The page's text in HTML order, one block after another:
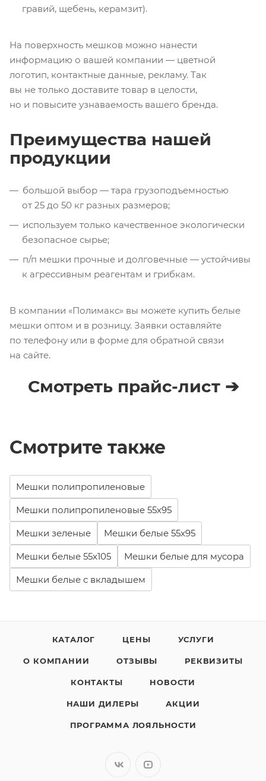
гравий, щебень, керамзит).
На поверхность мешков можно нанести
информацию о вашей компании — цветной
логотип, контактные данные, рекламу. Так
вы не только доставите товар в целости,
но и повысите узнаваемость вашего бренда.
Преимущества нашей
продукции
большой выбор — тара грузоподъемностью
от 25 до 50 кг разных размеров;
используем только качественное экологически
безопасное сырье;
п/п мешки прочные и долговечные — устойчивы
к агрессивным реагентам и грибкам.
В компании «Полимакс» вы можете купить белые
мешки оптом и в розницу. Заявки оставляйте
по телефону или в форме для обратной связи
на сайте.
Смотреть прайс-лист ➔
Смотрите также
Мешки полипропиленовые
Мешки полипропиленовые 55х95
Мешки зеленые Мешки белые 55x95
Мешки белые 55x105 Мешки белые для мусора
Мешки белые с вкладышем
КАТАЛОГ ЦЕНЫ УСЛУГИ
О КОМПАНИИ ОТЗЫВЫ РЕКВИЗИТЫ
КОНТАКТЫ НОВОСТИ
НАШИ ДИЛЕРЫ АКЦИИ
ПРОГРАММА ЛОЯЛЬНОСТИ